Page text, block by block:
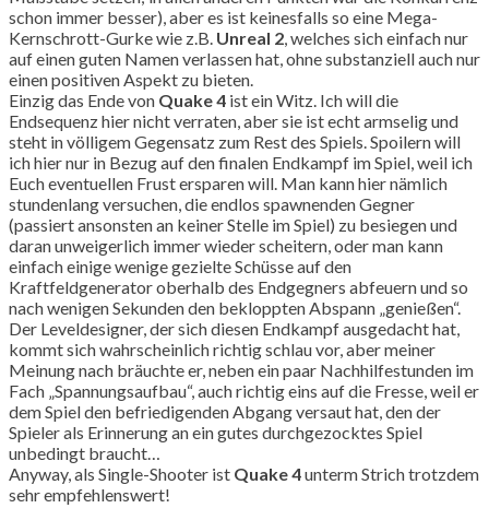
schon immer besser), aber es ist keinesfalls so eine Mega-
Kernschrott-Gurke wie z.B. Unreal 2 , welches sich einfach nur
auf einen guten Namen verlassen hat, ohne substanziell auch nur
einen positiven Aspekt zu bieten.
Einzig das Ende von Quake 4 ist ein Witz. Ich will die
Endsequenz hier nicht verraten, aber sie ist echt armselig und
steht in völligem Gegensatz zum Rest des Spiels. Spoilern will
ich hier nur in Bezug auf den finalen Endkampf im Spiel, weil ich
Euch eventuellen Frust ersparen will. Man kann hier nämlich
stundenlang versuchen, die endlos spawnenden Gegner
(passiert ansonsten an keiner Stelle im Spiel) zu besiegen und
daran unweigerlich immer wieder scheitern, oder man kann
einfach einige wenige gezielte Schüsse auf den
Kraftfeldgenerator oberhalb des Endgegners abfeuern und so
nach wenigen Sekunden den bekloppten Abspann „genießen“.
Der Leveldesigner, der sich diesen Endkampf ausgedacht hat,
kommt sich wahrscheinlich richtig schlau vor, aber meiner
Meinung nach bräuchte er, neben ein paar Nachhilfestunden im
Fach „Spannungsaufbau“, auch richtig eins auf die Fresse, weil er
dem Spiel den befriedigenden Abgang versaut hat, den der
Spieler als Erinnerung an ein gutes durchgezocktes Spiel
unbedingt braucht…
Anyway, als Single-Shooter ist Quake 4unterm Strich trotzdem
sehr empfehlenswert!